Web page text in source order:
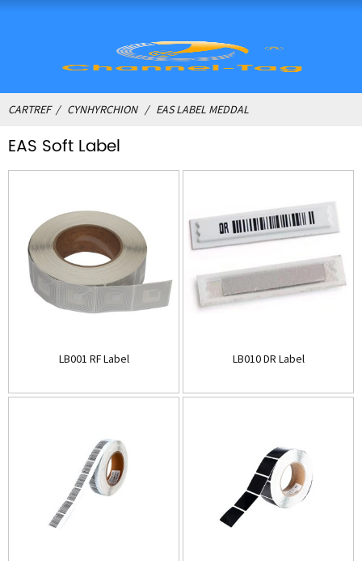
CARTREF CYNHYRCHION EAS LABEL MEDDAL
EAS Soft Label
LB001 RF Label LB010 DR Label